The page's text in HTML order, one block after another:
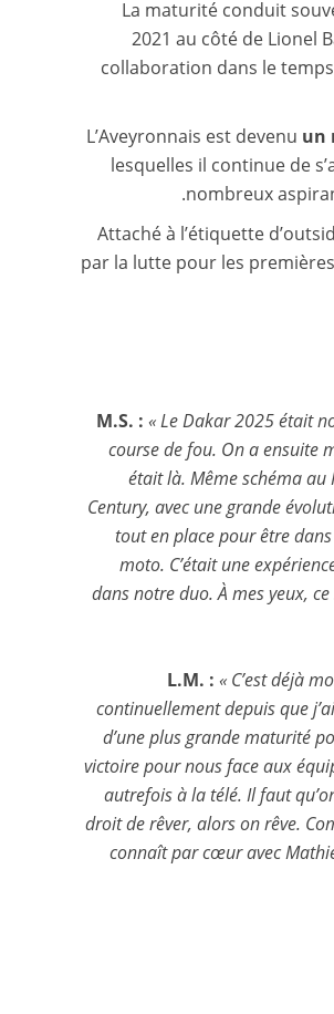
La maturité conduit
2021 au côté de Lionel
collaboration dans le
L’Aveyronnais est devenu un
lesquelles il continue de
nombreux
.
Attaché à l’étiquette
par la lutte pour les
M.S. : « Le Dakar 2025 était
course de fou. On a ensuite
était là. Même schéma
Century, avec une grande
tout en place pour être
moto. C’était une
dans notre duo. À mes yeux,
L.M. : « C’est déjà
continuellement depuis que
d’une plus grande maturité
victoire pour nous face aux
autrefois à la télé. Il faut
droit de rêver, alors on rêve.
connaît par cœur avec